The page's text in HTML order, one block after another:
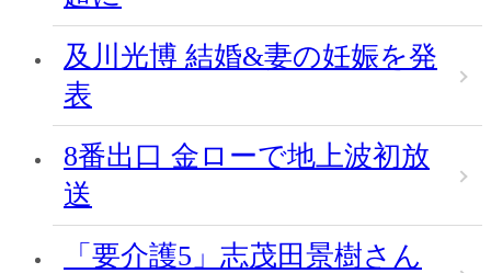
及川光博 結婚&妻の妊娠を発
表
8番出口 金ローで地上波初放
送
「要介護5」志茂田景樹さん